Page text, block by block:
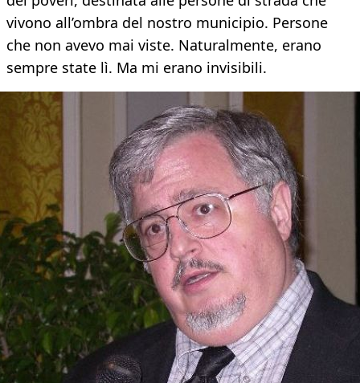
vivono all’ombra del nostro municipio. Persone
che non avevo mai viste. Naturalmente, erano
sempre state lì. Ma mi erano invisibili.